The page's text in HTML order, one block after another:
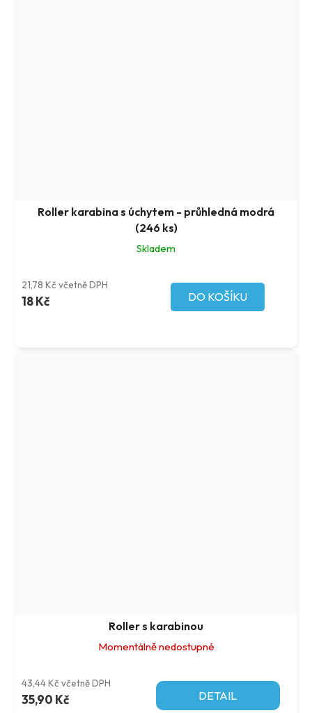
Roller karabina s úchytem - průhledná modrá
(246 ks)
Skladem
21,78 Kč včetně DPH
18 Kč DO KOŠÍKU
Roller s karabinou
Momentálně nedostupné
43,44 Kč včetně DPH
35,90 Kč DETAIL